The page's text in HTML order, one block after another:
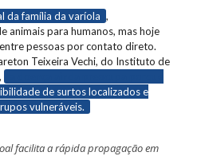
da família da varíola ,
animais para humanos, mas hoje
pessoas por contato direto.
Teixeira Vechi, do Instituto de
de surtos localizados e
vulneráveis.
facilita a rápida propagação em